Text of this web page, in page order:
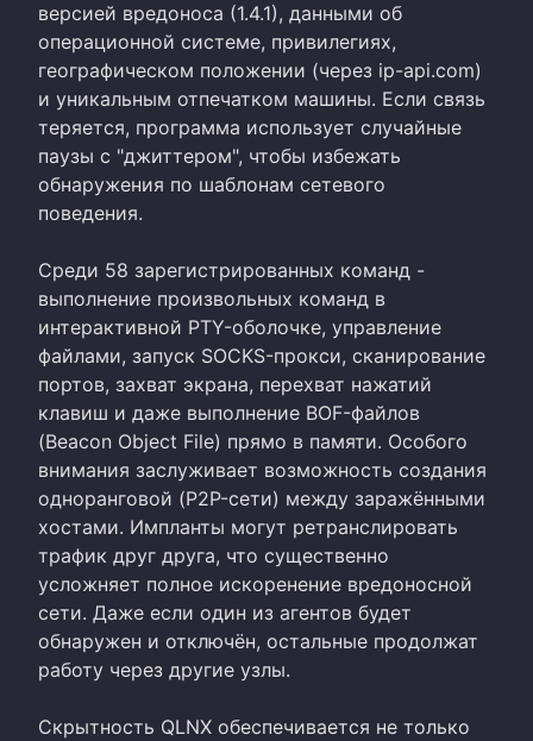
версией вредоноса (1.4.1), данными об
операционной системе, привилегиях,
географическом положении (через ip-api.com)
и уникальным отпечатком машины. Если связь
теряется, программа использует случайные
паузы с "джиттером", чтобы избежать
обнаружения по шаблонам сетевого
поведения.
Среди 58 зарегистрированных команд -
выполнение произвольных команд в
интерактивной PTY-оболочке, управление
файлами, запуск SOCKS-прокси, сканирование
портов, захват экрана, перехват нажатий
клавиш и даже выполнение BOF-файлов
(Beacon Object File) прямо в памяти. Особого
внимания заслуживает возможность создания
одноранговой (P2P-сети) между заражёнными
хостами. Импланты могут ретранслировать
трафик друг друга, что существенно
усложняет полное искоренение вредоносной
сети. Даже если один из агентов будет
обнаружен и отключён, остальные продолжат
работу через другие узлы.
Скрытность QLNX обеспечивается не только